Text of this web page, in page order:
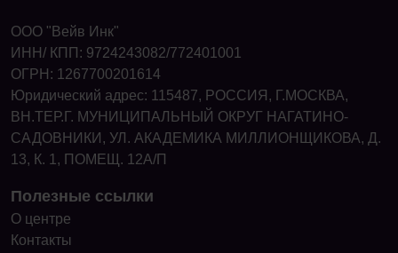
ООО "Вейв Инк"
ИНН/ КПП: 9724243082/772401001
ОГРН: 1267700201614
Юридический адрес: 115487, РОССИЯ, Г.МОСКВА,
ВН.ТЕР.Г. МУНИЦИПАЛЬНЫЙ ОКРУГ НАГАТИНО-
САДОВНИКИ, УЛ. АКАДЕМИКА МИЛЛИОНЩИКОВА, Д.
13, К. 1, ПОМЕЩ. 12А/П
Полезные ссылки
О центре
Контакты